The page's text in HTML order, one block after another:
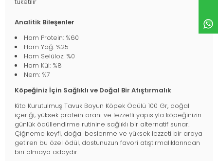
Analitik Bileşenler
Ham Protein: %60
Ham Yağ: %25
Ham Selüloz: %0
Ham Kül: %8
Nem: %7
Köpeğiniz İçin Sağlıklı ve Doğal Bir Atıştırmalık
Kito Kurutulmuş Tavuk Boyun Köpek Ödülü 100 Gr, doğal
içeriği, yüksek protein oranı ve lezzetli yapısıyla köpeğinizin
günlük ödüllendirme rutinine sağlıklı bir alternatif sunar.
Çiğneme keyfi, doğal beslenme ve yüksek lezzeti bir araya
getiren bu özel ödül, dostunuzun favori atıştırmalıklarından
biri olmaya adaydır.